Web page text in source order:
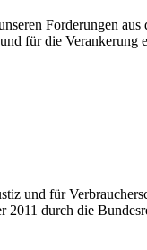
Forderungen
für die
und für
durch die